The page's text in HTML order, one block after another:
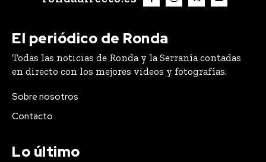
El periódico de Ronda
Todas las noticias de Ronda y la Serranía contadas
en directo con los mejores videos y fotografías.
Sobre nosotros
Contacto
Lo último